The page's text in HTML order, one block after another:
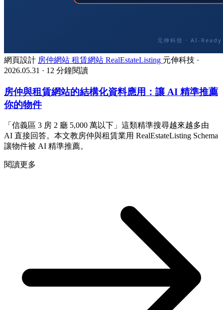
網頁設計 房仲網站 租賃網站 RealEstateListing 元伸科技 ·
2026.05.31 · 12 分鐘閱讀
房仲與租賃網站的結構化資料應用：讓 AI 精準推薦
你的物件
「信義區 3 房 2 廳 5,000 萬以下」這類精準搜尋越來越多由
AI 直接回答。本文教房仲與租賃業用 RealEstateListing Schema
讓物件被 AI 精準推薦。
閱讀更多